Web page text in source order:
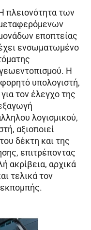
πλειονότητα των
εποπτείας
ενσωματωμένο
Η
υπολογιστή,
τον έλεγχο της
λογισμικού,
αξιοποιεί
δέκτη και της
επιτρέποντας
ακρίβεια, αρχικά
τελικά τον